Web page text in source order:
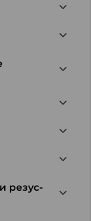
резус-